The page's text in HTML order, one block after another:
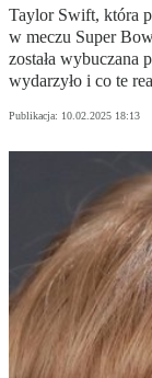
Taylor Swift, która
w meczu Super
została wybuczana
wydarzyło i co te
Publikacja: 10.02.2025 18:13